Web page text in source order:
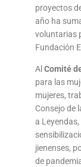
proyectos
año ha
voluntarias
Fundación
AlComité
para las
mujeres,
Consejo de
a
jienenses,
de